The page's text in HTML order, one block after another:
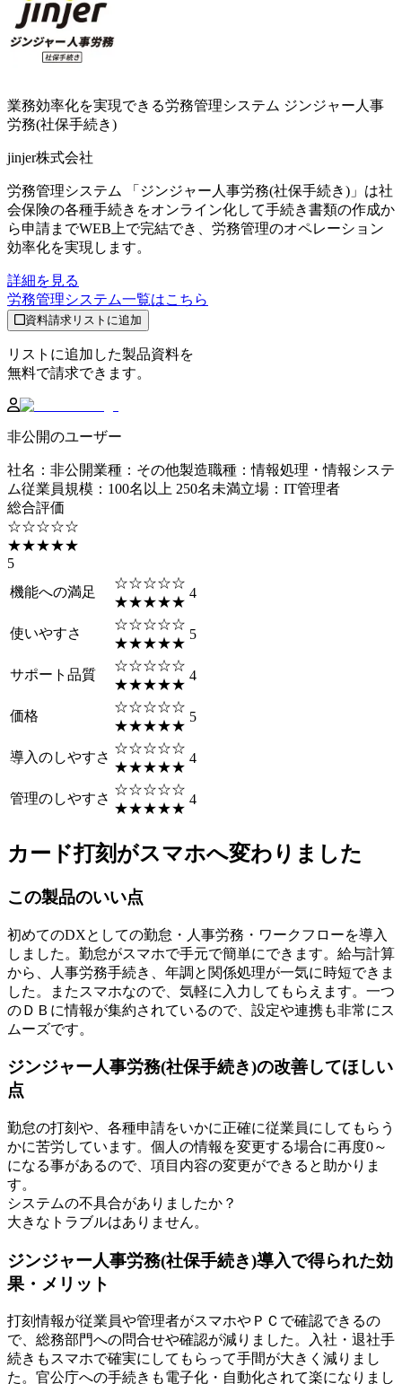
業務効率化を実現できる労務管理システム ジンジャー人事
労務(社保手続き)
jinjer株式会社
労務管理システム 「ジンジャー人事労務(社保手続き)」は社
会保険の各種手続きをオンライン化して手続き書類の作成か
ら申請までWEB上で完結でき、労務管理のオペレーション
効率化を実現します。
詳細を見る
労務管理システム一覧はこちら
資料請求リストに追加
リストに追加した製品資料を
無料で請求できます。
非公開のユーザー
社名 ： 非公開業種 ： その他製造職種 ：情報処理・情報システ
ム従業員規模 ： 100名以上 250名未満立場 ： IT管理者
総合評価
☆☆☆☆☆
★★★★★
5
機能への満足
☆☆☆☆☆
★★★★★
4
使いやすさ
☆☆☆☆☆
★★★★★
5
サポート品質
☆☆☆☆☆
★★★★★
4
価格
☆☆☆☆☆
★★★★★
5
導入のしやすさ
☆☆☆☆☆
★★★★★
4
管理のしやすさ
☆☆☆☆☆
★★★★★
4
カード打刻がスマホへ変わりました
この製品のいい点
初めてのDXとしての勤怠・人事労務・ワークフローを導入
しました。勤怠がスマホで手元で簡単にできます。給与計算
から、人事労務手続き、年調と関係処理が一気に時短できま
した。またスマホなので、気軽に入力してもらえます。一つ
のＤＢに情報が集約されているので、設定や連携も非常にス
ムーズです。
ジンジャー人事労務(社保手続き)の改善してほしい
点
勤怠の打刻や、各種申請をいかに正確に従業員にしてもらう
かに苦労しています。個人の情報を変更する場合に再度0～
になる事があるので、項目内容の変更ができると助かりま
す。
システムの不具合がありましたか？
大きなトラブルはありません。
ジンジャー人事労務(社保手続き)導入で得られた効
果・メリット
打刻情報が従業員や管理者がスマホやＰＣで確認できるの
で、総務部門への問合せや確認が減りました。入社・退社手
続きもスマホで確実にしてもらって手間が大きく減りまし
た。官公庁への手続きも電子化・自動化されて楽になりまし